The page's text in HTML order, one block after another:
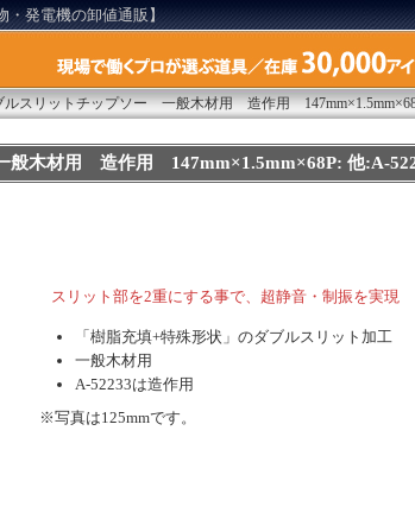
・発電機の卸値通販】
ルスリットチップソー 一般木材用 造作用
般木材用 造作用 147mm×1.5mm×68P: 他:A-
スリット部を2重にする事で、超静音・制振を実現
「樹脂充填+特殊形状」のダブルスリット加工
一般木材用
A-52233は造作用
※写真は125mmです。